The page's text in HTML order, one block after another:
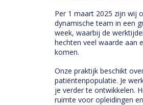
Per 1 maart 2025 zijn wij
dynamische team in een
week, waarbij de
hechten veel waarde aan
komen.
Onze praktijk beschikt
patiëntenpopulatie. Je
je verder te ontwikkelen.
ruimte voor opleidingen